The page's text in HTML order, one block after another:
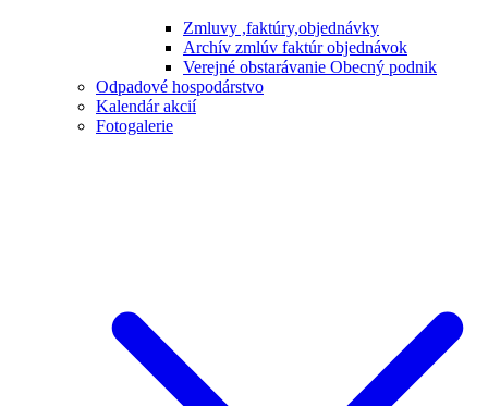
Zmluvy ,faktúry,objednávky
Archív zmlúv faktúr objednávok
Verejné obstarávanie Obecný podnik
Odpadové hospodárstvo
Kalendár akcií
Fotogalerie